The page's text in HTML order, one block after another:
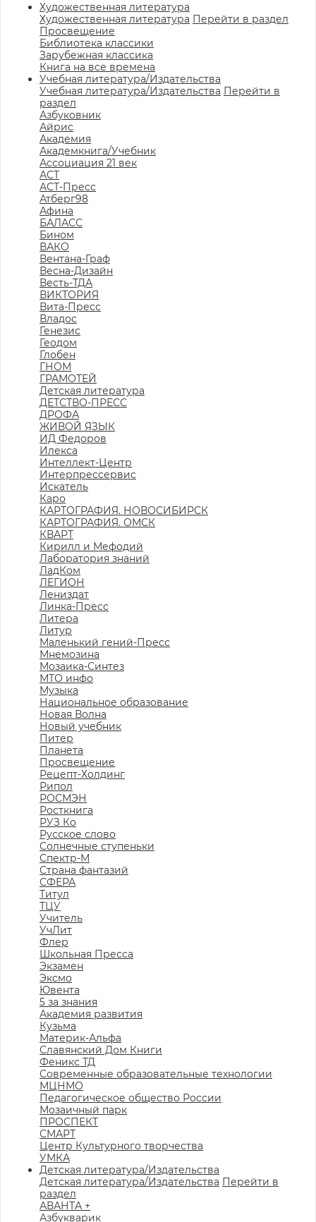
Художественная литература
Художественная литература Перейти в раздел
Просвещение
Библиотека классики
Зарубежная классика
Книга на все времена
Учебная литература/Издательства
Учебная литература/Издательства Перейти в
раздел
Азбуковник
Айрис
Академия
Академкнига/Учебник
Ассоциация 21 век
АСТ
АСТ-Пресс
Атберг98
Афина
БАЛАСС
Бином
ВАКО
Вентана-Граф
Весна-Дизайн
Весть-ТДА
ВИКТОРИЯ
Вита-Пресс
Владос
Генезис
Геодом
Глобен
ГНОМ
ГРАМОТЕЙ
Детская литература
ДЕТСТВО-ПРЕСС
ДРОФА
ЖИВОЙ ЯЗЫК
ИД Федоров
Илекса
Интеллект-Центр
Интерпрессервис
Искатель
Каро
КАРТОГРАФИЯ. НОВОСИБИРСК
КАРТОГРАФИЯ. ОМСК
КВАРТ
Кирилл и Мефодий
Лаборатория знаний
ЛадКом
ЛЕГИОН
Лениздат
Линка-Пресс
Литера
Литур
Маленький гений-Пресс
Мнемозина
Мозаика-Синтез
МТО инфо
Музыка
Национальное образование
Новая Волна
Новый учебник
Питер
Планета
Просвещение
Рецепт-Холдинг
Рипол
РОСМЭН
Росткнига
РУЗ Ко
Русское слово
Солнечные ступеньки
Спектр-М
Страна фантазий
СФЕРА
Титул
ТЦУ
Учитель
УчЛит
Флер
Школьная Пресса
Экзамен
Эксмо
Ювента
5 за знания
Академия развития
Кузьма
Материк-Альфа
Славянский Дом Книги
Феникс ТД
Современные образовательные технологии
МЦНМО
Педагогическое общество России
Мозаичный парк
ПРОСПЕКТ
СМАРТ
Центр Культурного творчества
УМКА
Детская литература/Издательства
Детская литература/Издательства Перейти в
раздел
АВАНТА +
Азбукварик